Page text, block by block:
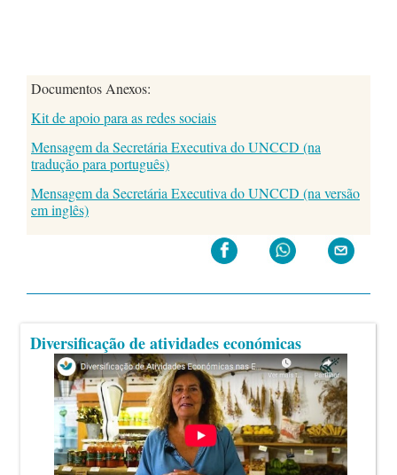
Documentos Anexos:
Kit de apoio para as redes sociais
Mensagem da Secretária Executiva do UNCCD (na
tradução para português)
Mensagem da Secretária Executiva do UNCCD (na versão
em inglês)
Diversificação de atividades económicas